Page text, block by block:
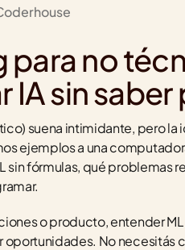
para no
IA sin
suena intimidante, pero la
ejemplos a una
sin fórmulas, qué problemas
o producto, entender
No necesitás